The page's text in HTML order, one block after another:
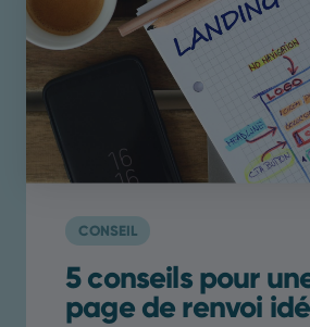
CONSEIL
5 conseils pour
page de renvoi